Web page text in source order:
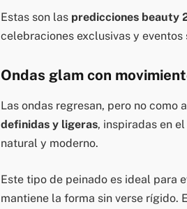
Estas son las predicciones beauty
celebraciones exclusivas y eventos
Ondas glam con
Las ondas regresan, pero no como
definidas y ligeras, inspiradas en
natural y moderno.
Este tipo de peinado es ideal
mantiene la forma sin verse rígido.